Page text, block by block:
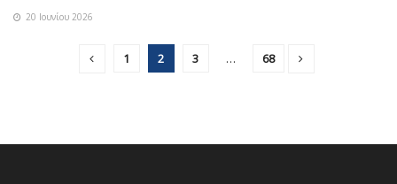
20 Ιουνίου 2026
1 2 3 … 68